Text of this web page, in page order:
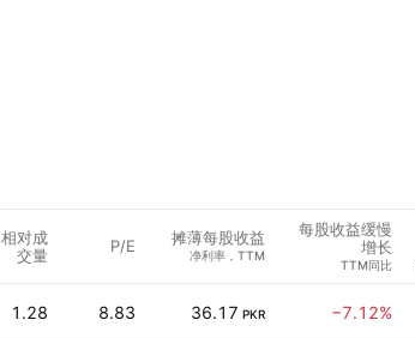
相对成
交量
P/E 摊薄每股收益
净利率，TTM
每股收益缓慢
增长
TTM同比
1.28 8.83 36.17 PKR −7.12%